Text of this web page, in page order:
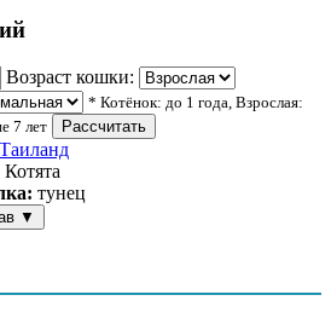
Возраст кошки:
* Котёнок: до 1 года, Взрослая:
7 лет
Рассчитать
Таиланд
Котята
тунец
▼